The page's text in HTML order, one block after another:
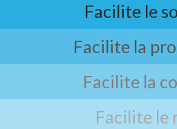
Facilite le
Facilite la
Facilite la
Facilite le